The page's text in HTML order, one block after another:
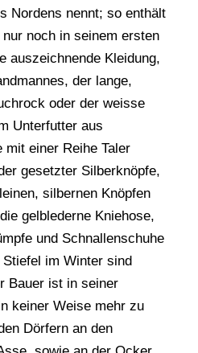
Nordens nennt; so enthält
noch in seinem ersten
auszeichnende Kleidung,
der lange,
oder der weisse
Unterfutter aus
mit einer Reihe Taler
gesetzter Silberknöpfe,
silbernen Knöpfen
gelblederne Kniehose,
und Schnallenschuhe
im Winter sind
Bauer ist in seiner
keiner Weise mehr zu
Dörfern an den